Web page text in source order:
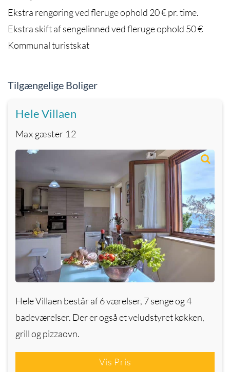
Ekstra rengøring ved fleruge ophold 20 € pr. time.
Ekstra skift af sengelinned ved fleruge ophold 50 €
Kommunal turistskat
Tilgængelige Boliger
Hele Villaen
Max gæster 12
Hele Villaen består af 6 værelser, 7 senge og 4
badeværelser. Der er også et veludstyret køkken,
grill og pizzaovn.
Vis Pris